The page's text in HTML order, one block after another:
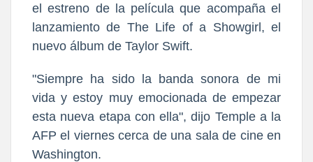
el estreno de la película que acompaña el
lanzamiento de The Life of a Showgirl, el
nuevo álbum de Taylor Swift.
"Siempre ha sido la banda sonora de mi
vida y estoy muy emocionada de empezar
esta nueva etapa con ella", dijo Temple a la
AFP el viernes cerca de una sala de cine en
Washington.